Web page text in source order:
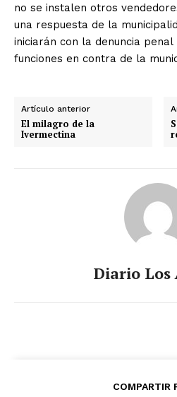
no se instalen otros
una respuesta de la
iniciarán con la denuncia
funciones en contra de la
Artículo anterior
El milagro de la
Ivermectina
Diario Los
COMPARTIR